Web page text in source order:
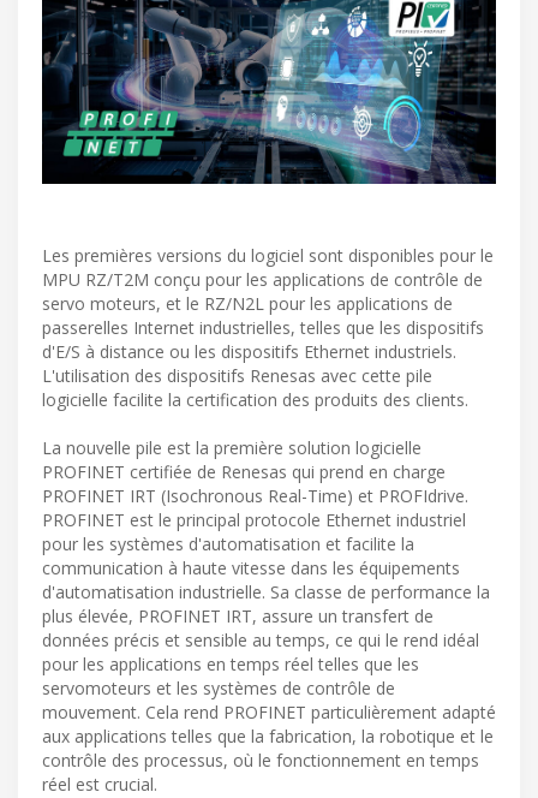
Les premières versions du logiciel sont disponibles pour le
MPU RZ/T2M conçu pour les applications de contrôle de
servo moteurs, et le RZ/N2L pour les applications de
passerelles Internet industrielles, telles que les dispositifs
d'E/S à distance ou les dispositifs Ethernet industriels.
L'utilisation des dispositifs Renesas avec cette pile
logicielle facilite la certification des produits des clients.
La nouvelle pile est la première solution logicielle
PROFINET certifiée de Renesas qui prend en charge
PROFINET IRT (Isochronous Real-Time) et PROFIdrive.
PROFINET est le principal protocole Ethernet industriel
pour les systèmes d'automatisation et facilite la
communication à haute vitesse dans les équipements
d'automatisation industrielle. Sa classe de performance la
plus élevée, PROFINET IRT, assure un transfert de
données précis et sensible au temps, ce qui le rend idéal
pour les applications en temps réel telles que les
servomoteurs et les systèmes de contrôle de
mouvement. Cela rend PROFINET particulièrement adapté
aux applications telles que la fabrication, la robotique et le
contrôle des processus, où le fonctionnement en temps
réel est crucial.